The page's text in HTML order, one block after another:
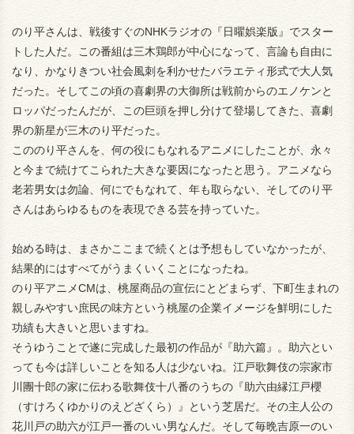
のり平さんは、戦後すぐのNHKラジオの『日曜娯楽版』でスター
トした人だ。この番組は三木鶏郎が中心になって、言論も自由に
なり、かなりきつい社会風刺を利かせたバラエティ形式で大人気
だった。そしてこの頃の喜劇界の大御所は戦前からのエノケンと
ロッパだったんだが、この巨頭を押し分けて登場してきた、喜劇
界の新星が三木のり平だった。
こののり平さんを、何の役にもなれるアニメにしたことが、永々
と今まで続けてこられた大きな要因になったと思う。アニメなら
老若男女は勿論、何にでもなれて、年も取らない、そしてのり平
さんはあらゆるものを表現できる芸を持っていた。
始める時は、まさかここまで続くとは予想もしていなかったが、
結果的にはすべてがうまくいくことになったね。
のり平アニメCMは、桃屋商品の宣伝にとどまらず、下町生まれの
親しみやすい庶民の味方という桃屋の企業イメージを鮮明にした
功績も大きいと思いますね。
そうゆうことで遂に完成した最初の作品が『助六篇』。助六とい
っても今は詳しいことを知る人は少ないね。江戸歌舞伎の宗家市
川團十郎の家に伝わる歌舞伎十八番のうちの『助六由縁江戸櫻
（すけろくゆかりのえどざくら）』という芝居だ。その主人公の
花川戸の助六が江戸一番のいい男なんだ。そして毎晩吉原一のい